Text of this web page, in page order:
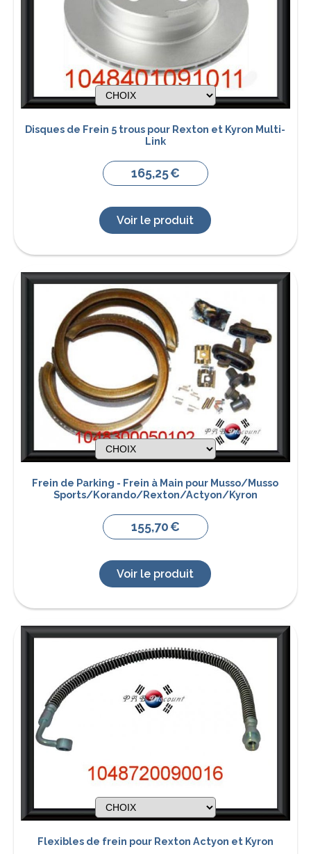
Disques de Frein 5 trous pour Rexton et Kyron Multi-
Link
165,25€
Voir le produit
Frein de Parking - Frein à Main pour Musso/Musso
Sports/Korando/Rexton/Actyon/Kyron
155,70€
Voir le produit
Flexibles de frein pour Rexton Actyon et Kyron